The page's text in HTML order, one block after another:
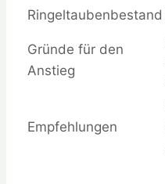
Ringeltaubenbestand
Gründe für den
Anstieg
Empfehlungen